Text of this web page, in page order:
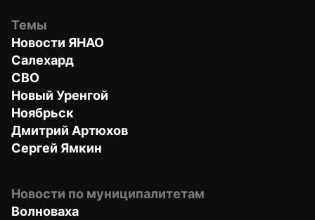
Темы
Новости ЯНАО
Салехард
СВО
Новый Уренгой
Ноябрьск
Дмитрий Артюхов
Сергей Ямкин
Новости по муниципалитетам
Волноваха